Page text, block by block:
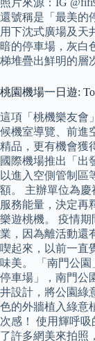
照片來源：IG
還號稱是「最美的
用下沈式廣場及天
暗的停車場，灰白
梯堆疊出鮮明的層
桃園機場一日遊:
這項「桃機樂友會
候機室導覽、前進
精品，更有機會獲
國際機場推出「出
以進入空側管制區
額。 主辦單位為
服務能量，決定再
樂遊桃機。 疫情
業，因為離活動還
喫起來，以前一直
味美。 「南門公
停車場」，南門公
井設計，將公園綠
色的外牆植入綠意
次感！ 使用輝呼吸
了許多網美來拍照